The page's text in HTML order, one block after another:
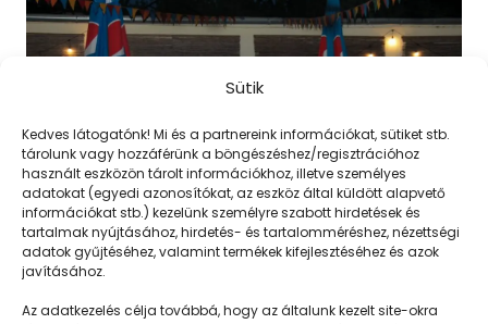
Sütik
Kedves látogatónk! Mi és a partnereink információkat, sütiket stb.
tárolunk vagy hozzáférünk a böngészéshez/regisztrációhoz
használt eszközön tárolt információkhoz, illetve személyes
adatokat (egyedi azonosítókat, az eszköz által küldött alapvető
információkat stb.) kezelünk személyre szabott hirdetések és
tartalmak nyújtásához, hirdetés- és tartalomméréshez, nézettségi
adatok gyűjtéséhez, valamint termékek kifejlesztéséhez és azok
javításához.
Az adatkezelés célja továbbá, hogy az általunk kezelt site-okra
Csizma, csengő, labda és a szárnyasok